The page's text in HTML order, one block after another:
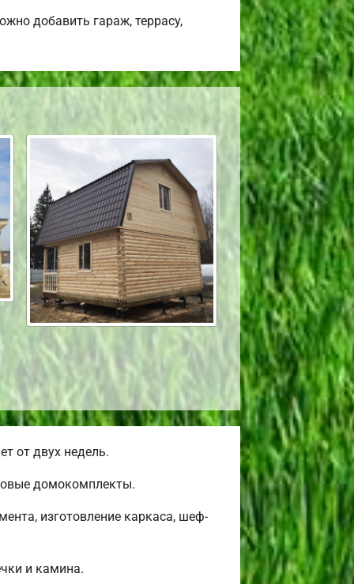
добавить гараж, террасу,
от двух недель.
домокомплекты.
изготовление каркаса, шеф-
и камина.